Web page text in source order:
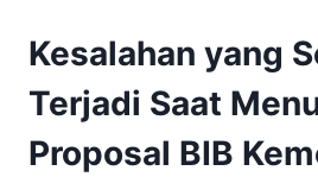
Kesalahan yang
Terjadi Saat
Proposal BIB